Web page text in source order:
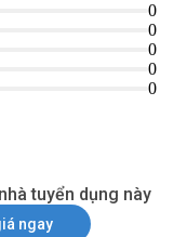
0
0
0
0
0
tuyển dụng này
ngay